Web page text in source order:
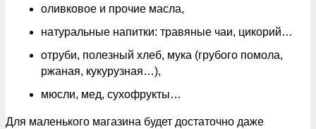
оливковое и прочие масла,
натуральные напитки: травяные чаи, цикорий…
отруби, полезный хлеб, мука (грубого помола,
ржаная, кукурузная…),
мюсли, мед, сухофрукты…
Для маленького магазина будет достаточно даже